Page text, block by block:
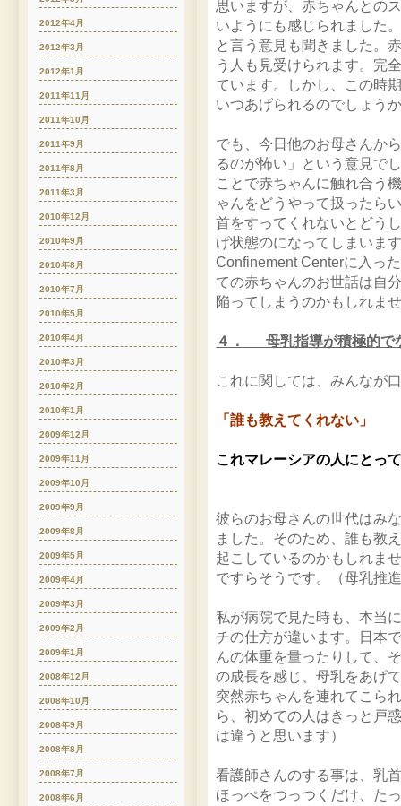
思いますが、赤ちゃんとの
いようにも感じられました
と言う意見も聞きました。
う人も見受けられます。完
ています。しかし、この時
いつあげられるのでしょう
でも、今日他のお母さんか
るのが怖い」という意見で
ことで赤ちゃんに触れ合う
ゃんをどうやって扱ったら
首をすってくれないとどう
げ状態のになってしまいま
Confinement Centerに入っ
ての赤ちゃんのお世話は自
陥ってしまうのかもしれま
４． 母乳指導が積極的で
これに関しては、みんなが
「誰も教えてくれない」
これマレーシアの人にとっ
彼らのお母さんの世代はみ
ました。そのため、誰も教
起こしているのかもしれま
ですらそうです。（母乳推
私が病院で見た時も、本当
チの仕方が違います。日本
んの体重を量ったりして、
の成長を感じ、母乳をあげ
突然赤ちゃんを連れてこら
ら、初めての人はきっと戸
は違うと思います）
看護師さんのする事は、乳
ほっぺをつっつくだけ、た
2012年4月
2012年3月
2012年1月
2011年11月
2011年10月
2011年9月
2011年8月
2011年3月
2010年12月
2010年9月
2010年8月
2010年7月
2010年5月
2010年4月
2010年3月
2010年2月
2010年1月
2009年12月
2009年11月
2009年10月
2009年9月
2009年8月
2009年5月
2009年4月
2009年3月
2009年2月
2009年1月
2008年12月
2008年10月
2008年9月
2008年8月
2008年7月
2008年6月